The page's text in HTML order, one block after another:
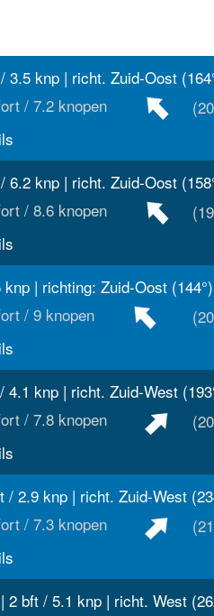
3.5 knp | richt. Zuid-Oost
/ 7.2 knopen
6.2 knp | richt. Zuid-Oost
/ 8.6 knopen
| richting: Zuid-Oost (144°)
/ 9 knopen
knp | richt. Zuid-West
/ 7.8 knopen
2.9 knp | richt. Zuid-West
/ 7.3 knopen
2 bft / 5.1 knp | richt. West